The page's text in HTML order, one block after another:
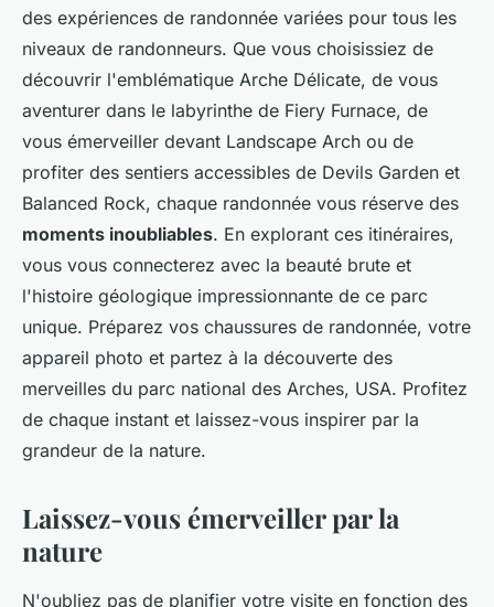
des expériences de randonnée variées pour tous les
niveaux de randonneurs. Que vous choisissiez de
découvrir l'emblématique Arche Délicate, de vous
aventurer dans le labyrinthe de Fiery Furnace, de
vous émerveiller devant Landscape Arch ou de
profiter des sentiers accessibles de Devils Garden et
Balanced Rock, chaque randonnée vous réserve des
moments inoubliables. En explorant ces itinéraires,
vous vous connecterez avec la beauté brute et
l'histoire géologique impressionnante de ce parc
unique. Préparez vos chaussures de randonnée, votre
appareil photo et partez à la découverte des
merveilles du parc national des Arches, USA. Profitez
de chaque instant et laissez-vous inspirer par la
grandeur de la nature.
Laissez-vous émerveiller par la
nature
N'oubliez pas de planifier votre visite en fonction des